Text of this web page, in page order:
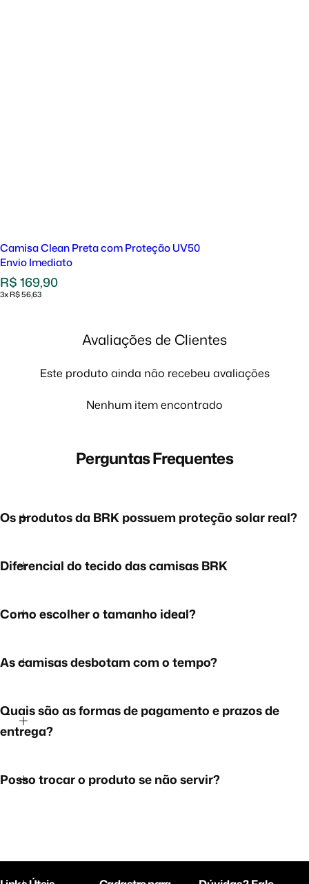
Camisa Clean Preta com Proteção UV50
Envio Imediato
Preço normal
R$ 169,90
3x R$ 56,63
Avaliações de Clientes
Este produto ainda não recebeu avaliações
Nenhum item encontrado
Perguntas Frequentes
Os produtos da BRK possuem proteção solar real?
Diferencial do tecido das camisas BRK
Como escolher o tamanho ideal?
As camisas desbotam com o tempo?
Quais são as formas de pagamento e prazos de
entrega?
Posso trocar o produto se não servir?